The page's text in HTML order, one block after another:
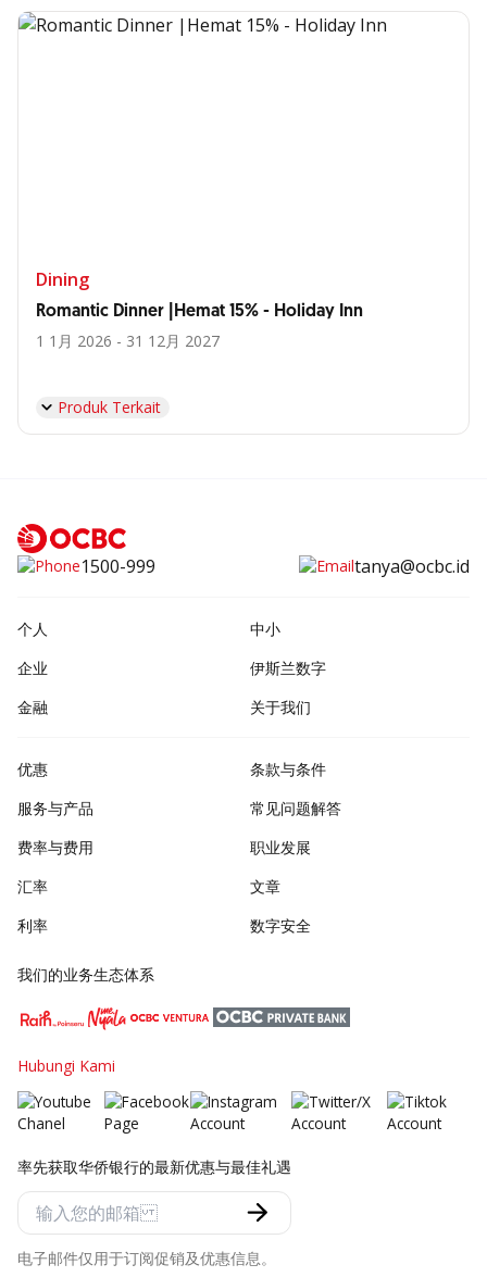
Dining
Romantic Dinner |Hemat 15% - Holiday Inn
1 1月 2026 - 31 12月 2027
Produk Terkait
1500-999 tanya@ocbc.id
个人
中小
企业
伊斯兰数字
金融
关于我们
优惠
服务与产品
费率与费用
汇率
利率
条款与条件
常见问题解答
职业发展
文章
数字安全
我们的业务生态体系
Hubungi Kami
率先获取华侨银行的最新优惠与最佳礼遇
电子邮件仅用于订阅促销及优惠信息。